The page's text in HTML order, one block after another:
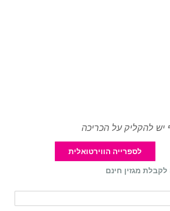
יש להקליק על הכריכה
לספרייה הווירטואלית
מגזין חינם